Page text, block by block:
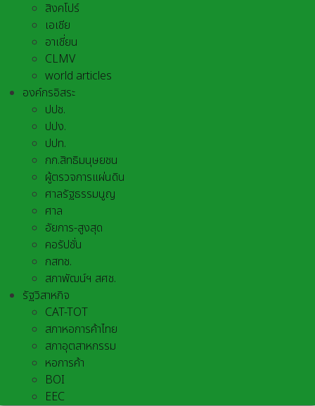
สิงคโปร์
เอเชีย
อาเชี่ยน
CLMV
world articles
องค์กรอิสระ
ปปช.
ปปง.
ปปท.
กก.สิทธิมนุษยชน
ผู้ตรวจการแผ่นดิน
ศาลรัฐธรรมนูญ
ศาล
อัยการ-สูงสุด
คอรัปชั่น
กสทช.
สภาพัฒน์ฯ สศช.
รัฐวิสาหกิจ
CAT-TOT
สภาหอการค้าไทย
สภาอุตสาหกรรม
หอการค้า
BOI
EEC